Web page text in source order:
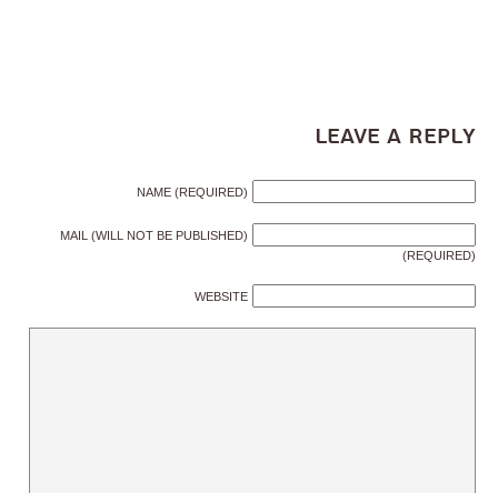
Leave a Reply
NAME (REQUIRED)
MAIL (WILL NOT BE PUBLISHED)
(REQUIRED)
WEBSITE